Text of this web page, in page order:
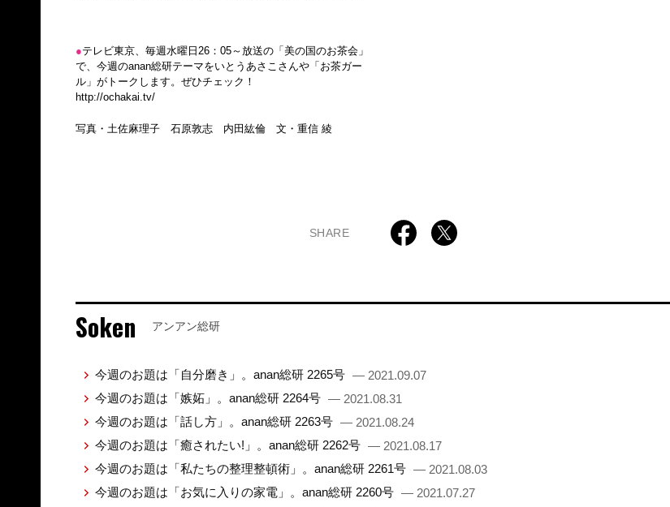
●テレビ東京、毎週水曜日26：05～放送の「美の国のお茶会」
で、今週のanan総研テーマをいとうあさこさんや「お茶ガー
ル」がトークします。ぜひチェック！
http://ochakai.tv/
写真・土佐麻理子 石原敦志 内田紘倫 文・重信 綾
SHARE
Soken アンアン総研
今週のお題は「自分磨き」。anan総研 2265号 — 2021.09.07
今週のお題は「嫉妬」。anan総研 2264号 — 2021.08.31
今週のお題は「話し方」。anan総研 2263号 — 2021.08.24
今週のお題は「癒されたい!」。anan総研 2262号 — 2021.08.17
今週のお題は「私たちの整理整頓術」。anan総研 2261号 — 2021.08.03
今週のお題は「お気に入りの家電」。anan総研 2260号 — 2021.07.27